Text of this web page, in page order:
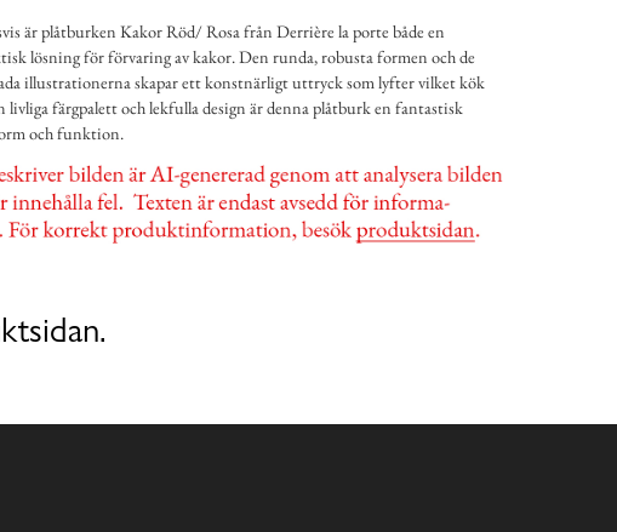
är plåtburken Kakor Röd/ Rosa från Derrière la porte både en
lösning för förvaring av kakor. Den runda, robusta formen och de
illustrationerna skapar ett konstnärligt uttryck som lyfter vilket kök
livliga färgpalett och lekfulla design är denna plåtburk en fantastisk
och funktion.